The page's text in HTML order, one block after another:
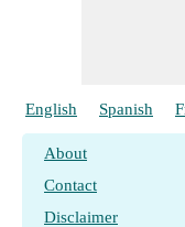
English Spanish
About
Contact
Disclaimer